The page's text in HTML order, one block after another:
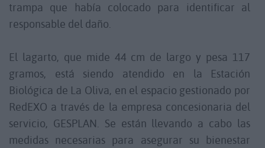
trampa que había colocado para identificar al
responsable del daño.
El lagarto, que mide 44 cm de largo y pesa 117
gramos, está siendo atendido en la Estación
Biológica de La Oliva, en el espacio gestionado por
RedEXO a través de la empresa concesionaria del
servicio, GESPLAN. Se están llevando a cabo las
medidas necesarias para asegurar su bienestar